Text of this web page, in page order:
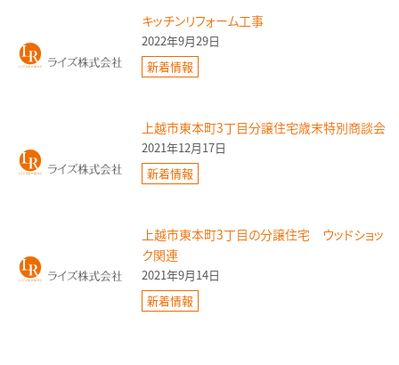
キッチンリフォーム工事
2022年9月29日
新着情報
上越市東本町3丁目分譲住宅歳末特別商談会
2021年12月17日
新着情報
上越市東本町3丁目の分譲住宅 ウッドショッ
ク関連
2021年9月14日
新着情報